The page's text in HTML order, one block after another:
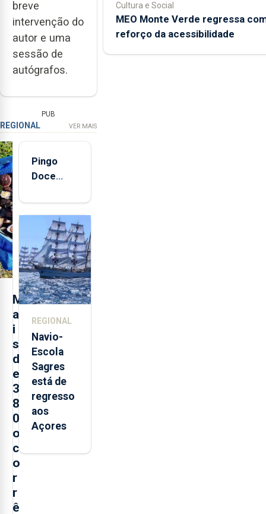
breve
intervenção do
autor e uma
sessão de
autógrafos.
PUB
REGIONAL VER MAIS
M
a
i
s
d
e
3
8
0
o
c
o
r
r
ê
Pingo
Doce
quinta-
feira nova
loja em
São
Sebastião
e cria 30
postos de
REGIONAL
Navio-
Escola
Sagres
está de
regresso
aos
Açores
Cultura e Social
MEO Monte Verde regressa
reforço da acessibilidade